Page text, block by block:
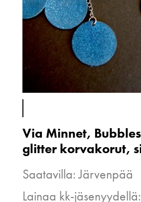
Via Minnet,
glitter korvakorut,
Saatavilla: Järvenpää
Lainaa kk-